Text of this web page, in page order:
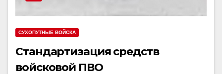
СУХОПУТНЫЕ ВОЙСКА
Стандартизация средств
войсковой ПВО